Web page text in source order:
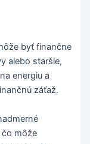
byť finančne
alebo staršie,
energiu a
záťaž.
môže